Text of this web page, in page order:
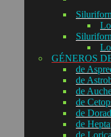
GÉNEROS
de
de
de
de
de
de
de